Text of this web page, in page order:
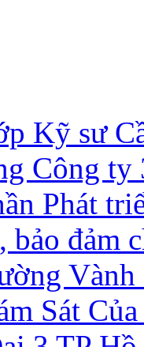
Kỹ sư
Công ty
Phát
bảo đảm
Sát